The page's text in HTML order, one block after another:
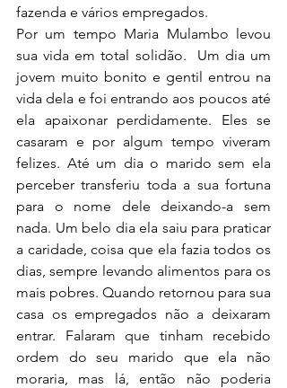
fazenda e vários empregados.
Por um tempo Maria Mulambo levou
sua vida em total solidão.  Um dia um
jovem muito bonito e gentil entrou na
vida dela e foi entrando aos poucos até
ela apaixonar perdidamente. Eles se
casaram e por algum tempo viveram
felizes. Até um dia o marido sem ela
perceber transferiu toda a sua fortuna
para o nome dele deixando-a sem
nada. Um belo dia ela saiu para praticar
a caridade, coisa que ela fazia todos os
dias, sempre levando alimentos para os
mais pobres. Quando retornou para sua
casa os empregados não a deixaram
entrar. Falaram que tinham recebido
ordem do seu marido que ela não
moraria, mas lá, então não poderia